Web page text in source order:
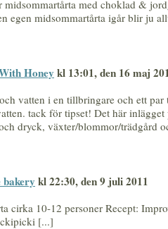
midsommartårta med choklad &
egen midsommartårta igår blir ju
Honey kl 13:01, den 16 maj
vatten i en tillbringare och ett
tack för tipset! Det här inlägget
dryck, växter/blommor/trädgård
kl 22:30, den 9 juli 2011
cirka 10-12 personer Recept:
[...]